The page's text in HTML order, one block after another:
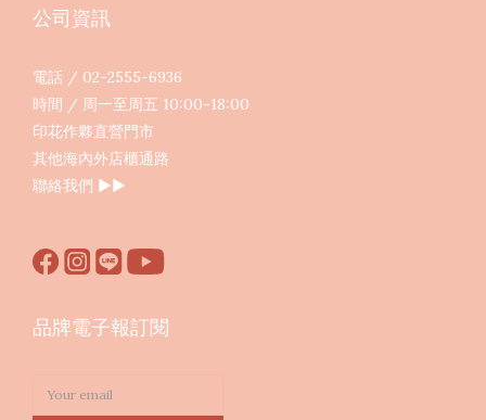
公司資訊
電話 / 02-2555-6936
時間 / 周一至周五 10:00-18:00
印花作夥直營門市
其他海內外店櫃通路
聯絡我們 ▶︎▶︎
品牌電子報訂閱